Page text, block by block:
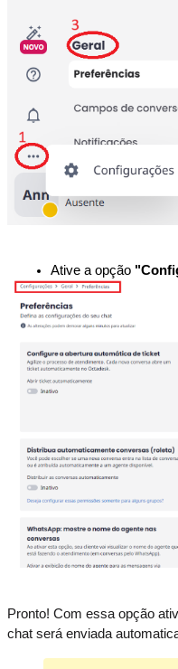
Ative a opção
Pronto! Com essa opção
chat será enviada